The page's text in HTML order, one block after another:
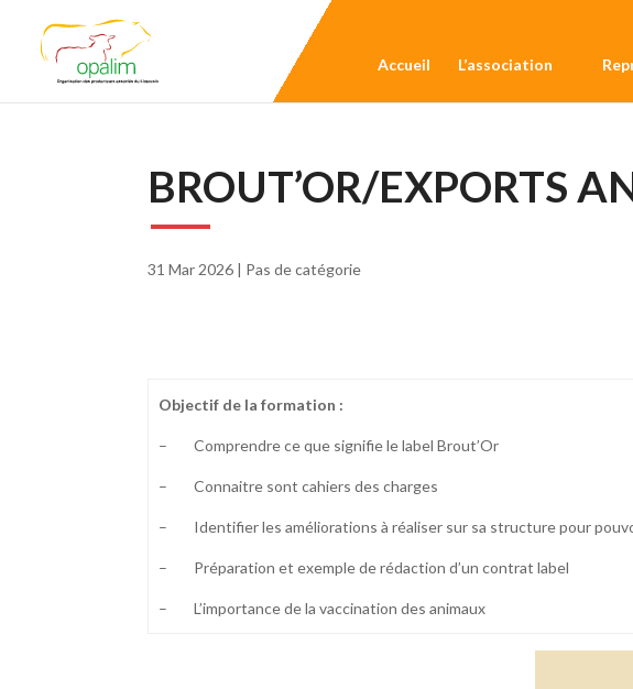
Accueil L’association
BROUT’OR/EXPORTS
31 Mar 2026 | Pas de catégorie
Objectif de la formation :
– Comprendre ce que signifie le label Brout’Or
– Connaitre sont cahiers des charges
– Identifier les améliorations à réaliser sur sa structure pour
– Préparation et exemple de rédaction d’un contrat label
– L’importance de la vaccination des animaux